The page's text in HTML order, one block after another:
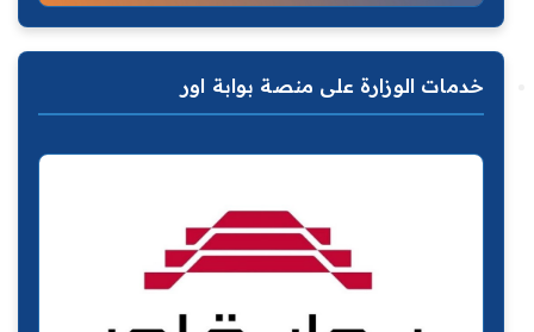
خدمات الوزارة على منصة بوابة اور